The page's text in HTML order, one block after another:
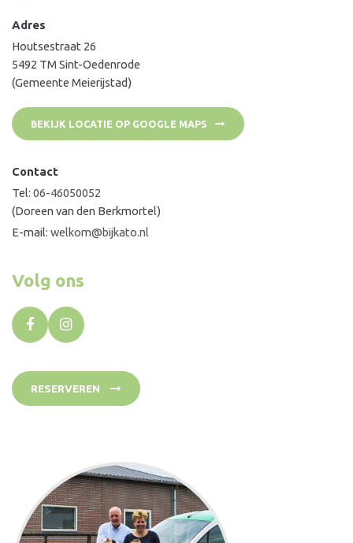
Adres
Houtsestraat 26
5492 TM Sint-Oedenrode
(Gemeente Meierijstad)
BEKIJK LOCATIE OP GOOGLE MAPS
Contact
Tel: 06-46050052
(Doreen van den Berkmortel)
E-mail: welkom@bijkato.nl
Volg ons
RESERVEREN